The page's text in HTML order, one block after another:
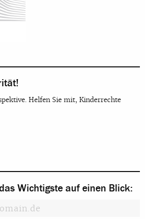
Helfen Sie mit, Kinderrechte
Wichtigste auf einen Blick: